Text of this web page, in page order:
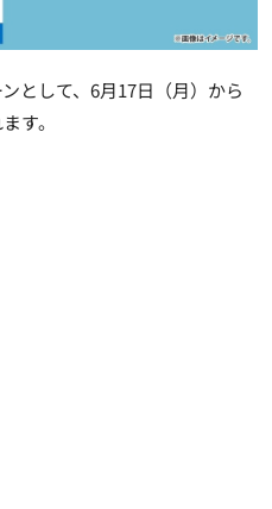
として、6月17日（月）から
す。